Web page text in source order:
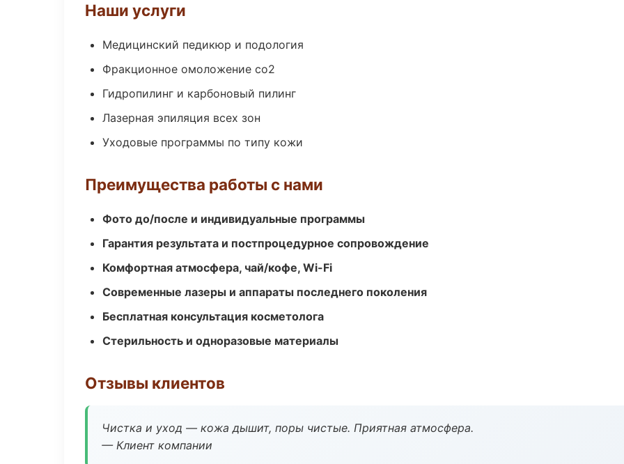
Наши услуги
Медицинский педикюр и подология
Фракционное омоложение co2
Гидропилинг и карбоновый пилинг
Лазерная эпиляция всех зон
Уходовые программы по типу кожи
Преимущества работы с нами
Фото до/после и индивидуальные программы
Гарантия результата и постпроцедурное сопровождение
Комфортная атмосфера, чай/кофе, Wi-Fi
Современные лазеры и аппараты последнего поколения
Бесплатная консультация косметолога
Стерильность и одноразовые материалы
Отзывы клиентов
Чистка и уход — кожа дышит, поры чистые. Приятная атмосфера.
— Клиент компании